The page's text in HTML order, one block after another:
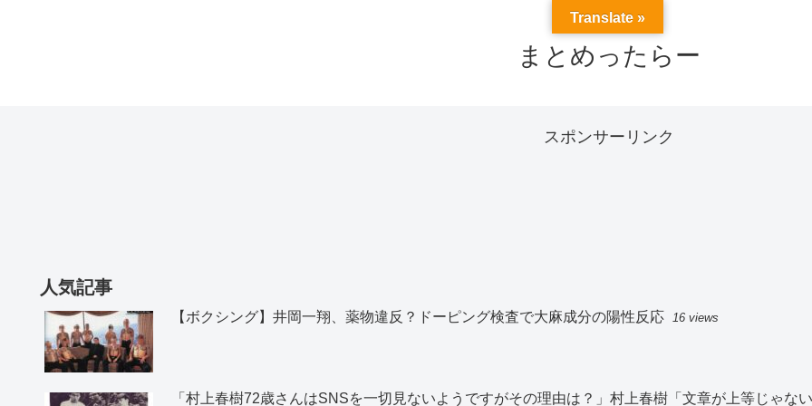
まとめったらー
スポンサーリンク
人気記事
【ボクシング】井岡一翔、薬物違反？ドーピング検査で大麻成分の陽性反応 16 views
「村上春樹72歳さんはSNSを一切見ないようですがその理由は？」村上春樹「文章が上等じゃない
Translate »